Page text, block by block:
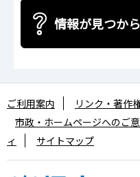
情報が見つか
ご利用案内 リンク・著作
市政・ホームページへのご
ィ
サイトマップ